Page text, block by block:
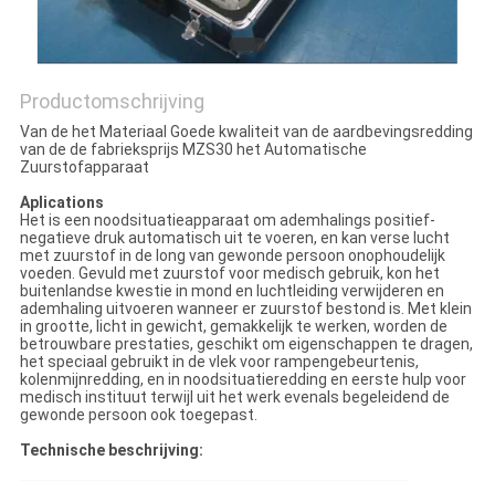
Productomschrijving
Van de het Materiaal Goede kwaliteit van de aardbevingsredding
van de de fabrieksprijs MZS30 het Automatische
Zuurstofapparaat
Aplications
Het is een noodsituatieapparaat om ademhalings positief-
negatieve druk automatisch uit te voeren, en kan verse lucht
met zuurstof in de long van gewonde persoon onophoudelijk
voeden. Gevuld met zuurstof voor medisch gebruik, kon het
buitenlandse kwestie in mond en luchtleiding verwijderen en
ademhaling uitvoeren wanneer er zuurstof bestond is. Met klein
in grootte, licht in gewicht, gemakkelijk te werken, worden de
betrouwbare prestaties, geschikt om eigenschappen te dragen,
het speciaal gebruikt in de vlek voor rampengebeurtenis,
kolenmijnredding, en in noodsituatieredding en eerste hulp voor
medisch instituut terwijl uit het werk evenals begeleidend de
gewonde persoon ook toegepast.
Technische beschrijving: